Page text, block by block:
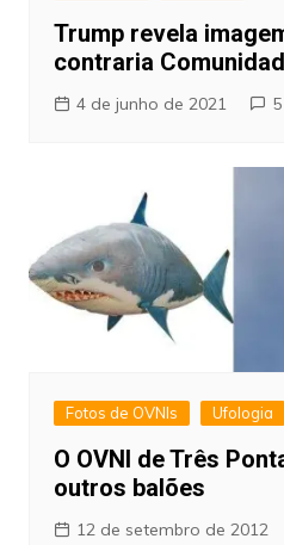
Trump revela
contraria
4 de junho de 2021 5
Fotos de OVNIs Ufologia
O OVNI de Três
outros balões
12 de setembro de 2012